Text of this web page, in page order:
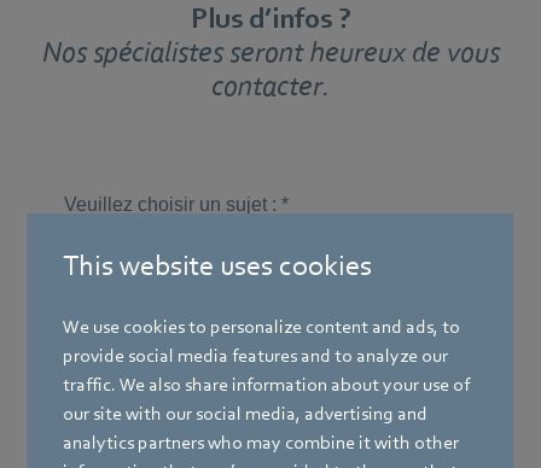
This website uses cookies
We use cookies to personalize content and ads, to
provide social media features and to analyze our
traffic. We also share information about your use of
our site with our social media, advertising and
analytics partners who may combine it with other
Plus d’infos ?
Nos spécialistes seront heureux de vous
contacter.